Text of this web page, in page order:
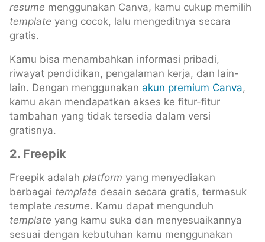
resume menggunakan Canva, kamu cukup memilih
template yang cocok, lalu mengeditnya secara
gratis.
Kamu bisa menambahkan informasi pribadi,
riwayat pendidikan, pengalaman kerja, dan lain-
lain. Dengan menggunakan akun premium Canva,
kamu akan mendapatkan akses ke fitur-fitur
tambahan yang tidak tersedia dalam versi
gratisnya.
2. Freepik
Freepik adalah platform yang menyediakan
berbagai template desain secara gratis, termasuk
template resume. Kamu dapat mengunduh
template yang kamu suka dan menyesuaikannya
sesuai dengan kebutuhan kamu menggunakan